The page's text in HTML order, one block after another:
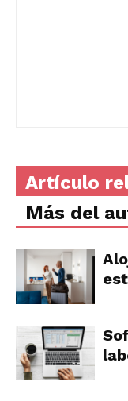
Artículo
Más del